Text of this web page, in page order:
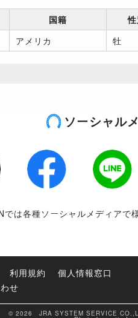
国籍
アメリカ 牡
ソーシャル
LINE
では各種ソーシャルメディアで
利用規約
個人情報窓口
せ
© 2026 JRA SYSTEM SERVICE